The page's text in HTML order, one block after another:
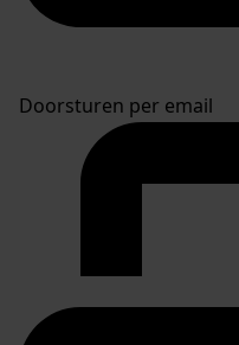
Doorsturen per email